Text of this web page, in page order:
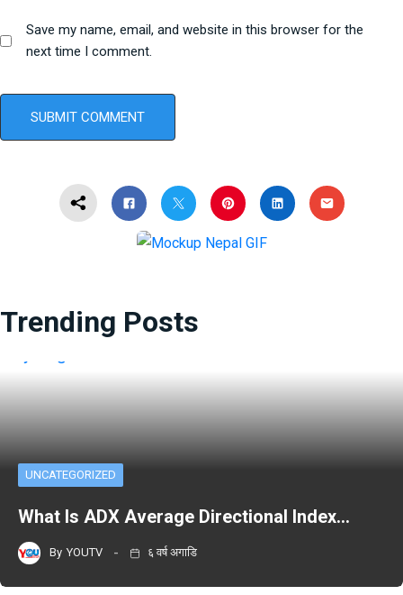
Save my name, email, and website in this browser for the
next time I comment.
Trending Posts
UNCATEGORIZED
What Is ADX Average Directional Index…
By YOUTV ६ वर्ष अगाडि